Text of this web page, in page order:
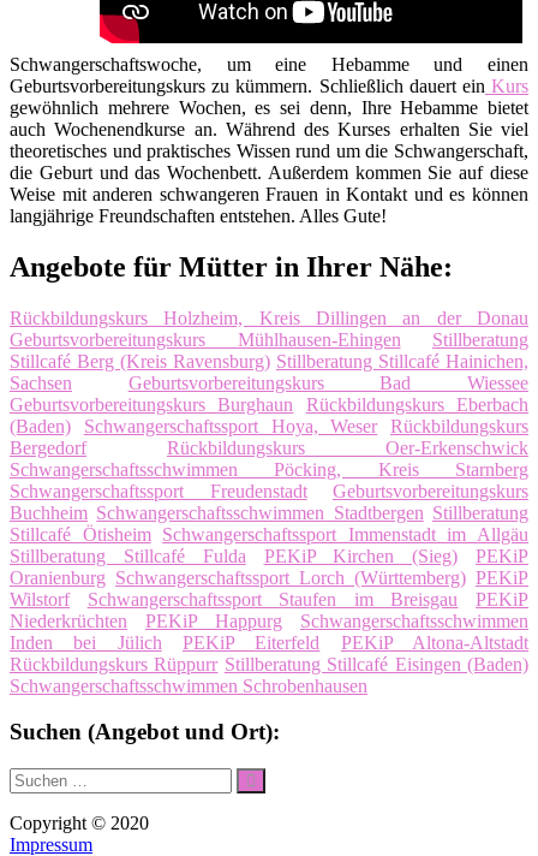
Schwangerschaftswoche, um eine Hebamme und einen
Geburtsvorbereitungskurs zu kümmern. Schließlich dauert ein Kurs
gewöhnlich mehrere Wochen, es sei denn, Ihre Hebamme bietet
auch Wochenendkurse an. Während des Kurses erhalten Sie viel
theoretisches und praktisches Wissen rund um die Schwangerschaft,
die Geburt und das Wochenbett. Außerdem kommen Sie auf diese
Weise mit anderen schwangeren Frauen in Kontakt und es können
langjährige Freundschaften entstehen. Alles Gute!
Angebote für Mütter in Ihrer Nähe:
Rückbildungskurs Holzheim, Kreis Dillingen an der Donau
Geburtsvorbereitungskurs Mühlhausen-Ehingen
Stillberatung
Stillcafé Berg (Kreis Ravensburg) Stillberatung Stillcafé Hainichen,
Sachsen
Geburtsvorbereitungskurs Bad Wiessee
Geburtsvorbereitungskurs Burghaun
Rückbildungskurs Eberbach
(Baden)
Schwangerschaftssport Hoya, Weser
Rückbildungskurs
Bergedorf
Rückbildungskurs Oer-Erkenschwick
Schwangerschaftsschwimmen Pöcking, Kreis Starnberg
Schwangerschaftssport Freudenstadt
Geburtsvorbereitungskurs
Buchheim Schwangerschaftsschwimmen Stadtbergen Stillberatung
Stillcafé Ötisheim
Schwangerschaftssport Immenstadt im Allgäu
Stillberatung Stillcafé Fulda
PEKiP Kirchen (Sieg)
PEKiP
Oranienburg Schwangerschaftssport Lorch (Württemberg) PEKiP
Wilstorf
Schwangerschaftssport Staufen im Breisgau
PEKiP
Niederkrüchten
PEKiP Happurg
Schwangerschaftsschwimmen
Inden bei Jülich
PEKiP Eiterfeld
PEKiP Altona-Altstadt
Rückbildungskurs Rüppurr Stillberatung Stillcafé Eisingen (Baden)
Schwangerschaftsschwimmen Schrobenhausen
Suchen (Angebot und Ort):
Suche
nach:
Suchen
Copyright © 2020
Impressum